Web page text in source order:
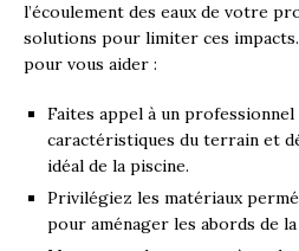
l’écoulement des eaux de votre
solutions pour limiter ces
pour vous aider :
Faites appel à un
caractéristiques du terrain et
idéal de la piscine.
Privilégiez les matériaux
pour aménager les abords de